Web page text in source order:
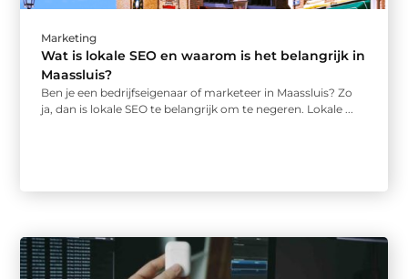
Marketing
Wat is lokale SEO en waarom is het belangrijk in
Maassluis?
Ben je een bedrijfseigenaar of marketeer in Maassluis? Zo
ja, dan is lokale SEO te belangrijk om te negeren. Lokale ...